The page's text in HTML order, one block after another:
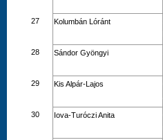
27 Kolumbán Lóránt
28 Sándor Gyöngyi
29 Kis Alpár-Lajos
30 Iova-Turóczi Anita